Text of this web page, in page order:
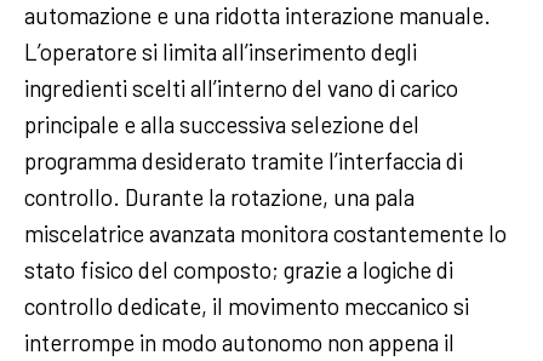
automazione e una ridotta interazione manuale.
L’operatore si limita all’inserimento degli
ingredienti scelti all’interno del vano di carico
principale e alla successiva selezione del
programma desiderato tramite l’interfaccia di
controllo. Durante la rotazione, una pala
miscelatrice avanzata monitora costantemente lo
stato fisico del composto; grazie a logiche di
controllo dedicate, il movimento meccanico si
interrompe in modo autonomo non appena il